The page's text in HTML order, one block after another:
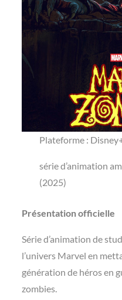
Plateforme :
série d’animation
(2025)
Présentation officielle
Série d’animation de
l’univers Marvel en
génération de héros en
zombies.